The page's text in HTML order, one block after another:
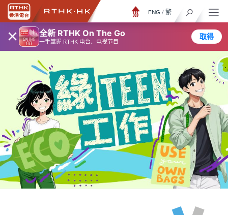
× 全新 RTHK On The Go
一手掌握 RTHK 电台、电视节目
取得
ENG / 繁